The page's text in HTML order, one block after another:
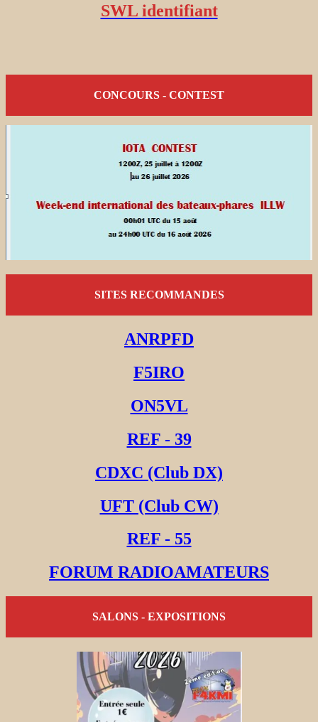
SWL identifiant
CONCOURS - CONTEST
SITES RECOMMANDES
ANRPFD
F5IRO
ON5VL
REF - 39
CDXC (Club DX)
UFT (Club CW)
REF - 55
FORUM RADIOAMATEURS
SALONS - EXPOSITIONS